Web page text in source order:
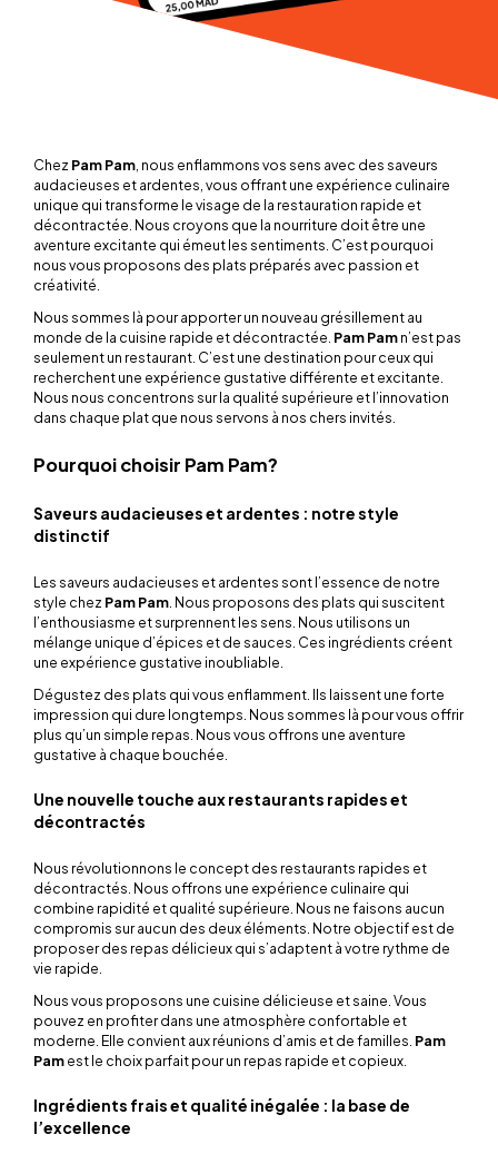
Chez Pam Pam, nous enflammons vos sens avec des saveurs
audacieuses et ardentes, vous offrant une expérience culinaire
unique qui transforme le visage de la restauration rapide et
décontractée. Nous croyons que la nourriture doit être une
aventure excitante qui émeut les sentiments. C’est pourquoi
nous vous proposons des plats préparés avec passion et
créativité.
Nous sommes là pour apporter un nouveau grésillement au
monde de la cuisine rapide et décontractée. Pam Pamn’est pas
seulement un restaurant. C’est une destination pour ceux qui
recherchent une expérience gustative différente et excitante.
Nous nous concentrons sur la qualité supérieure et l’innovation
dans chaque plat que nous servons à nos chers invités.
Pourquoi choisir Pam Pam?
Saveurs audacieuses et ardentes : notre style
distinctif
Les saveurs audacieuses et ardentes sont l’essence de notre
style chez Pam Pam. Nous proposons des plats qui suscitent
l’enthousiasme et surprennent les sens. Nous utilisons un
mélange unique d’épices et de sauces. Ces ingrédients créent
une expérience gustative inoubliable.
Dégustez des plats qui vous enflamment. Ils laissent une forte
impression qui dure longtemps. Nous sommes là pour vous offrir
plus qu’un simple repas. Nous vous offrons une aventure
gustative à chaque bouchée.
Une nouvelle touche aux restaurants rapides et
décontractés
Nous révolutionnons le concept des restaurants rapides et
décontractés. Nous offrons une expérience culinaire qui
combine rapidité et qualité supérieure. Nous ne faisons aucun
compromis sur aucun des deux éléments. Notre objectif est de
proposer des repas délicieux qui s’adaptent à votre rythme de
vie rapide.
Nous vous proposons une cuisine délicieuse et saine. Vous
pouvez en profiter dans une atmosphère confortable et
moderne. Elle convient aux réunions d’amis et de familles. Pam
Pamest le choix parfait pour un repas rapide et copieux.
Ingrédients frais et qualité inégalée : la base de
l’excellence